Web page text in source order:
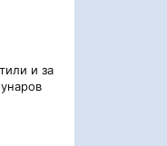
и за